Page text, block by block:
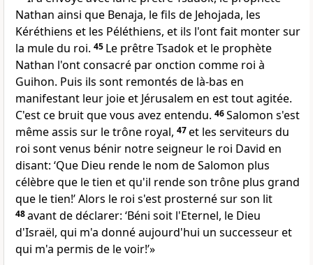
Nathan ainsi que Benaja, le fils de Jehojada, les
Kéréthiens et les Péléthiens, et ils l'ont fait monter sur
la mule du roi. 45 Le prêtre Tsadok et le prophète
Nathan l'ont consacré par onction comme roi à
Guihon. Puis ils sont remontés de là-bas en
manifestant leur joie et Jérusalem en est tout agitée.
C'est ce bruit que vous avez entendu. 46Salomon s'est
même assis sur le trône royal, 47et les serviteurs du
roi sont venus bénir notre seigneur le roi David en
disant: ‘Que Dieu rende le nom de Salomon plus
célèbre que le tien et qu'il rende son trône plus grand
que le tien!’ Alors le roi s'est prosterné sur son lit
48avant de déclarer: ‘Béni soit l'Eternel, le Dieu
d'Israël, qui m'a donné aujourd'hui un successeur et
qui m'a permis de le voir!’»